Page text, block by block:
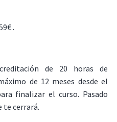
.
de 20 horas de
de 12 meses desde el
finalizar el curso. Pasado
cerrará.